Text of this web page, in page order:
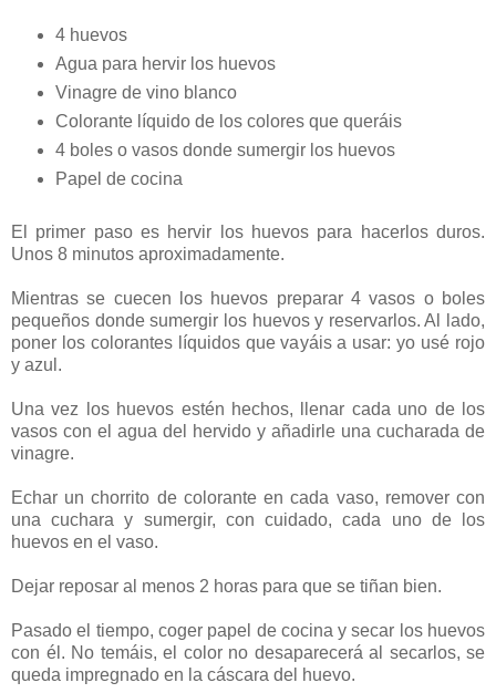
4 huevos
Agua para hervir los huevos
Vinagre de vino blanco
Colorante líquido de los colores que queráis
4 boles o vasos donde sumergir los huevos
Papel de cocina
El primer paso es hervir los huevos para hacerlos duros.
Unos 8 minutos aproximadamente.
Mientras se cuecen los huevos preparar 4 vasos o boles
pequeños donde sumergir los huevos y reservarlos. Al lado,
poner los colorantes líquidos que vayáis a usar: yo usé rojo
y azul.
Una vez los huevos estén hechos, llenar cada uno de los
vasos con el agua del hervido y añadirle una cucharada de
vinagre.
Echar un chorrito de colorante en cada vaso, remover con
una cuchara y sumergir, con cuidado, cada uno de los
huevos en el vaso.
Dejar reposar al menos 2 horas para que se tiñan bien.
Pasado el tiempo, coger papel de cocina y secar los huevos
con él. No temáis, el color no desaparecerá al secarlos, se
queda impregnado en la cáscara del huevo.